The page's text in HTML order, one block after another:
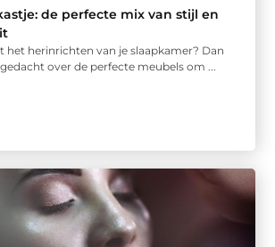
de perfecte mix van stijl en
het herinrichten van je slaapkamer? Dan
over de perfecte meubels om ...